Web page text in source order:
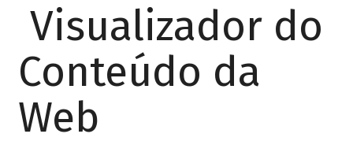
Visualizador do
Conteúdo da
Web